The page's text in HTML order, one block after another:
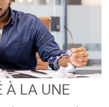
À LA UNE